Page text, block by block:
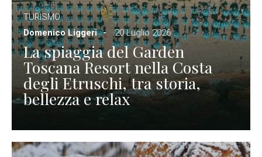
TURISMO
Domenico Liggeri
20 Luglio 2026
La spiaggia del Garden
Toscana Resort nella Costa
degli Etruschi, tra storia,
bellezza e relax